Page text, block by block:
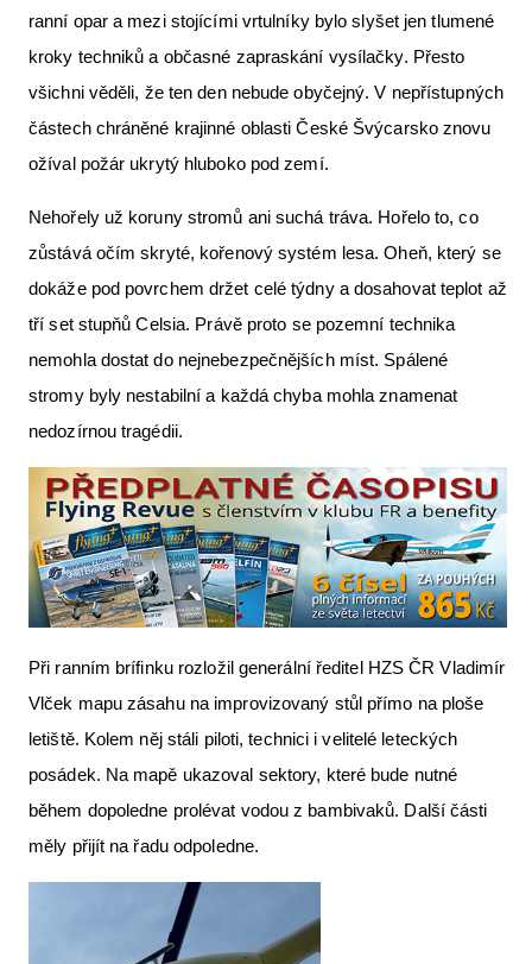
ranní opar a mezi stojícími vrtulníky bylo slyšet jen tlumené
kroky techniků a občasné zapraskání vysílačky. Přesto
všichni věděli, že ten den nebude obyčejný. V nepřístupných
částech chráněné krajinné oblasti České Švýcarsko znovu
ožíval požár ukrytý hluboko pod zemí.
Nehořely už koruny stromů ani suchá tráva. Hořelo to, co
zůstává očím skryté, kořenový systém lesa. Oheň, který se
dokáže pod povrchem držet celé týdny a dosahovat teplot až
tří set stupňů Celsia. Právě proto se pozemní technika
nemohla dostat do nejnebezpečnějších míst. Spálené
stromy byly nestabilní a každá chyba mohla znamenat
nedozírnou tragédii.
Při ranním brífinku rozložil generální ředitel HZS ČR Vladimír
Vlček mapu zásahu na improvizovaný stůl přímo na ploše
letiště. Kolem něj stáli piloti, technici i velitelé leteckých
posádek. Na mapě ukazoval sektory, které bude nutné
během dopoledne prolévat vodou z bambivaků. Další části
měly přijít na řadu odpoledne.